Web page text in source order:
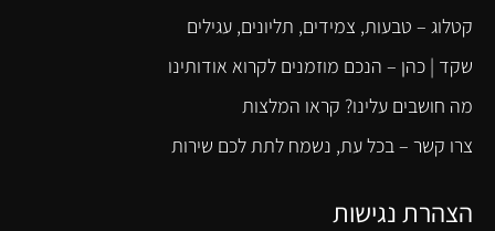
קטלוג – טבעות, צמידים, תליונים, עגילים
שקד | כהן – הנכם מוזמנים לקרוא אודותינו
מה חושבים עלינו? קראו המלצות
צרו קשר – בכל עת, נשמח לתת לכם שירות
הצהרת נגישות